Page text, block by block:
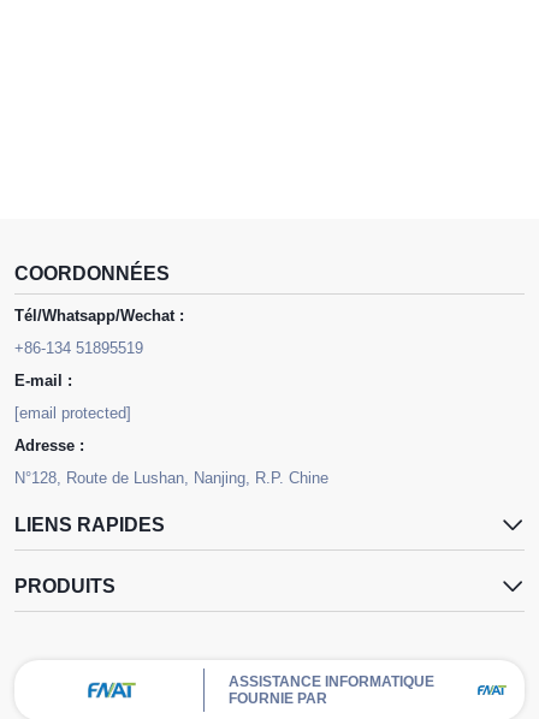
COORDONNÉES
Tél/Whatsapp/Wechat :
+86-134 51895519
E-mail :
[email protected]
Adresse :
N°128, Route de Lushan, Nanjing, R.P. Chine
LIENS RAPIDES
PRODUITS
ASSISTANCE INFORMATIQUE
FOURNIE PAR